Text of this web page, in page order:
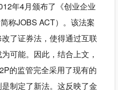
年4月颁布了《创业企业
称JOBS ACT）。该法案
了证券法，使得通过互联
可能。因此，结合上文，
的监管完全采用了现有的
制定了新法。这反映了金